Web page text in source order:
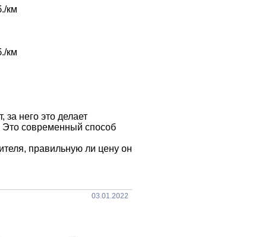
км
км
него это делает
современный способ
правильную ли цену он
03.01.2022